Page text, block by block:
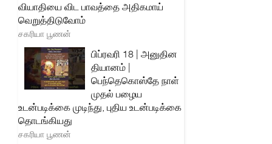
வியாதியை விட பாவத்தை அதிகமாய்
வெறுத்திடுவோம்
சகரியா பூணன்
பிப்ரவரி 18 | அனுதின
தியானம் |
பெந்தெகொஸ்தே நாள்
முதல் பழைய
உடன்படிக்கை முடிந்து, புதிய உடன்படிக்கை
தொடங்கியது
சகரியா பூணன்